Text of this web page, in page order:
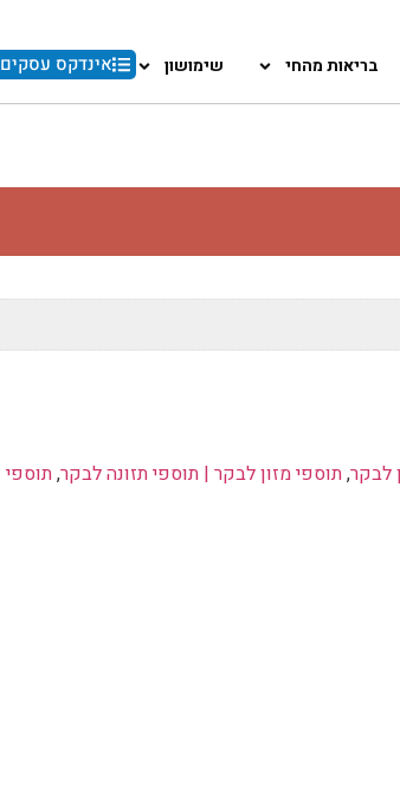
בריאות מהחי שימושון אינדקס עסקים
לבקר,תוספי מזון לבקר | תוספי תזונה לבקר,תוספי